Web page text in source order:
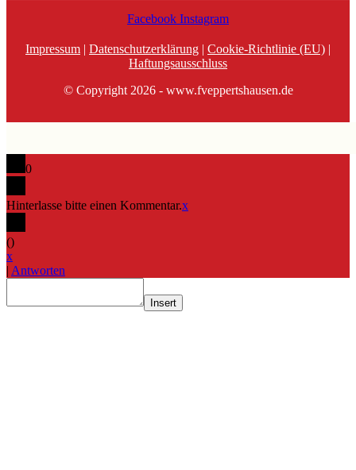
Facebook Instagram
Impressum | Datenschutzerklärung | Cookie-Richtlinie (EU) |
Haftungsausschluss
© Copyright 2026 - www.fveppertshausen.de
0
Hinterlasse bitte einen Kommentar.x
()
x
| Antworten
Insert